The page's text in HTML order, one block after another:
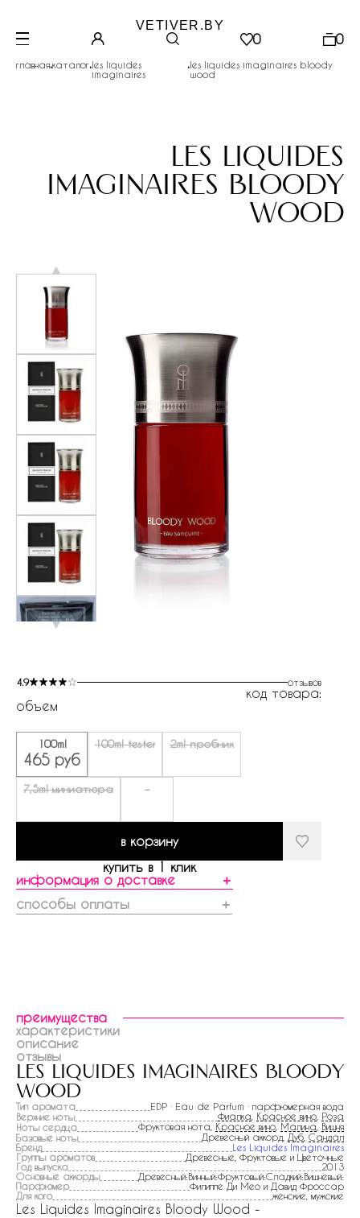
VETIVER.BY
0 0
главная.каталог.les liquides
imaginaires
.les liquides imaginaires bloody
wood
les liquides
imaginaires bloody
wood
4.9 отзывов
код товара:
объем
100ml
465 руб
100ml tester 2ml пробник
7,5ml миниатюра -
в корзину
купить в 1 клик
информация о доставке
＋
способы оплаты
＋
преимущества
характеристики
описание
отзывы
les liquides imaginaires bloody
wood
Тип аромата
EDP · Eau de Parfum · парфюмерная вода
Верхние ноты
Фиалка Красное вино Роза
Ноты сердца
Фруктовая нота, Красное вино Малина Вишня
Базовые ноты
Древесный аккорд, Дуб Сандал
Бренд
Les Liquides Imaginaires
Группы ароматов
Древесные, Фруктовые и Цветочные
Год выпуска
2013
Основные аккорды
Древесный:Винный:Фруктовый:Сладкий:Вишневый:
Парфюмер
Филиппе Ди Мео и Давид Фроссар
Для кого
женские, мужские
Les Liquides Imaginaires Bloody Wood -